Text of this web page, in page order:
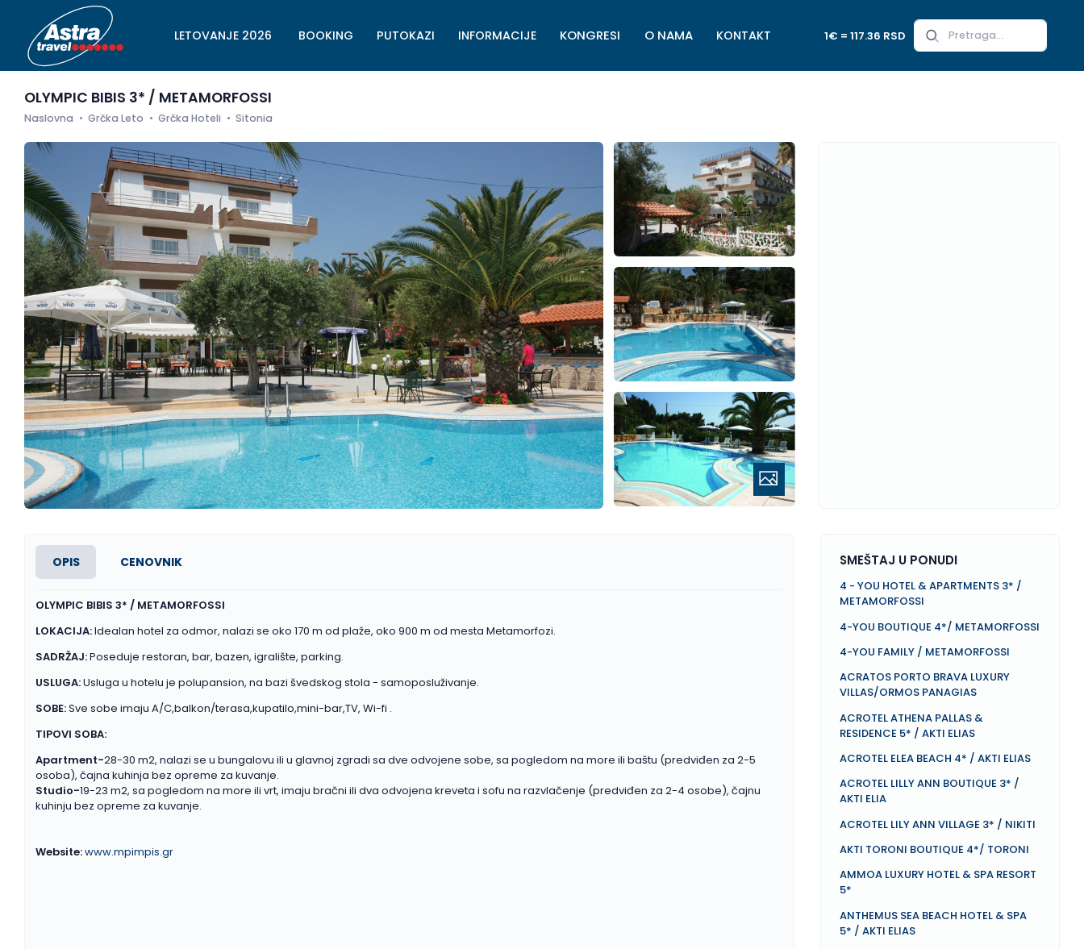
LETOVANJE 2026 BOOKING PUTOKAZI INFORMACIJE KONGRESI O NAMA KONTAKT 1€ = 117.36 RSD
OLYMPIC BIBIS 3* / METAMORFOSSI
Naslovna Grčka Leto Grčka Hoteli Sitonia
OPIS CENOVNIK
OLYMPIC BIBIS 3* / METAMORFOSSI
LOKACIJA:Idealan hotel za odmor, nalazi se oko 170 m od plaže, oko 900 m od mesta Metamorfozi.
SADRŽAJ:Poseduje restoran, bar, bazen, igralište, parking.
USLUGA:Usluga u hotelu je polupansion, na bazi švedskog stola - samoposluživanje.
SOBE:Sve sobe imaju A/C,balkon/terasa,kupatilo,mini-bar,TV, Wi-fi .
TIPOVI SOBA:
Apartment-28-30 m2, nalazi se u bungalovu ili u glavnoj zgradi sa dve odvojene sobe, sa pogledom na more ili baštu (predviđen za 2-5
osoba), čajna kuhinja bez opreme za kuvanje.
Studio-19-23 m2, sa pogledom na more ili vrt, imaju bračni ili dva odvojena kreveta i sofu na razvlačenje (predviđen za 2-4 osobe), čajnu
kuhinju bez opreme za kuvanje.
Website:www.mpimpis.gr
SMEŠTAJ U PONUDI
4 - YOU HOTEL & APARTMENTS 3* /
METAMORFOSSI
4-YOU BOUTIQUE 4*/ METAMORFOSSI
4-YOU FAMILY / METAMORFOSSI
ACRATOS PORTO BRAVA LUXURY
VILLAS/ORMOS PANAGIAS
ACROTEL ATHENA PALLAS &
RESIDENCE 5* / AKTI ELIAS
ACROTEL ELEA BEACH 4* / AKTI ELIAS
ACROTEL LILLY ANN BOUTIQUE 3* /
AKTI ELIA
ACROTEL LILY ANN VILLAGE 3* / NIKITI
AKTI TORONI BOUTIQUE 4*/ TORONI
AMMOA LUXURY HOTEL & SPA RESORT
5*
ANTHEMUS SEA BEACH HOTEL & SPA
5* / AKTI ELIAS